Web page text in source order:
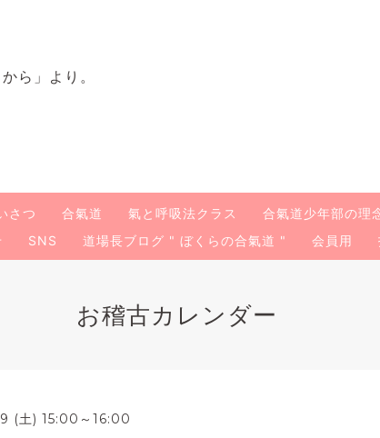
ら」より。
さつ 合氣道 氣と呼吸法クラス 合氣道少年部の理
SNS 道場長ブログ " ぼくらの合氣道 " 会員用
お稽古カレンダー
(土) 15:00～16:00